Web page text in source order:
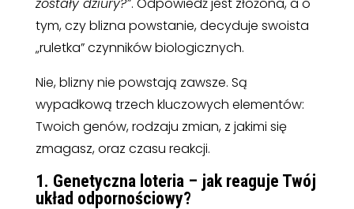
tym, czy blizna powstanie, decyduje swoista
„ruletka” czynników biologicznych.
Nie, blizny nie powstają zawsze. Są
wypadkową trzech kluczowych elementów:
Twoich genów, rodzaju zmian, z jakimi się
zmagasz, oraz czasu reakcji.
1. Genetyczna loteria – jak reaguje Twój
układ odpornościowy?